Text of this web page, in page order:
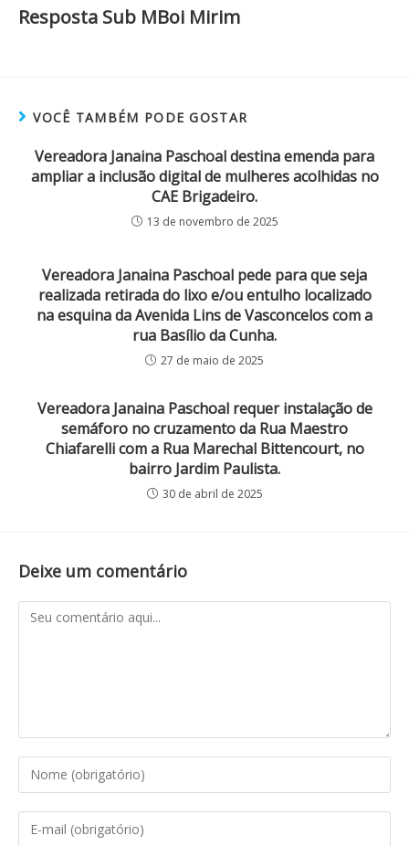
Resposta Sub MBoi Mirim
VOCÊ TAMBÉM PODE GOSTAR
Vereadora Janaina Paschoal destina emenda para
ampliar a inclusão digital de mulheres acolhidas no
CAE Brigadeiro.
13 de novembro de 2025
Vereadora Janaina Paschoal pede para que seja
realizada retirada do lixo e/ou entulho localizado
na esquina da Avenida Lins de Vasconcelos com a
rua Basílio da Cunha.
27 de maio de 2025
Vereadora Janaina Paschoal requer instalação de
semáforo no cruzamento da Rua Maestro
Chiafarelli com a Rua Marechal Bittencourt, no
bairro Jardim Paulista.
30 de abril de 2025
Deixe um comentário